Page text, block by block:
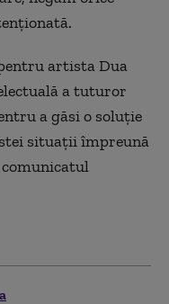
artista Dua
a tuturor
a găsi o soluție
situații împreună
comunicatul